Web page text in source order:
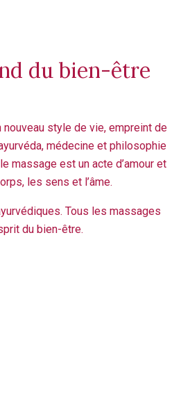
du bien-être
style de vie, empreint de
médecine et philosophie
massage est un acte d’amour et
les sens et l’âme.
Tous les massages
du bien-être.